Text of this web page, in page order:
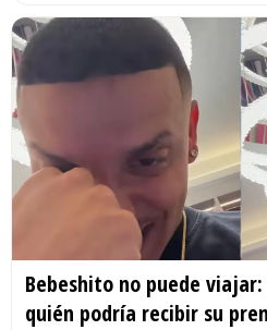
Bebeshito no puede
quién podría recibir su